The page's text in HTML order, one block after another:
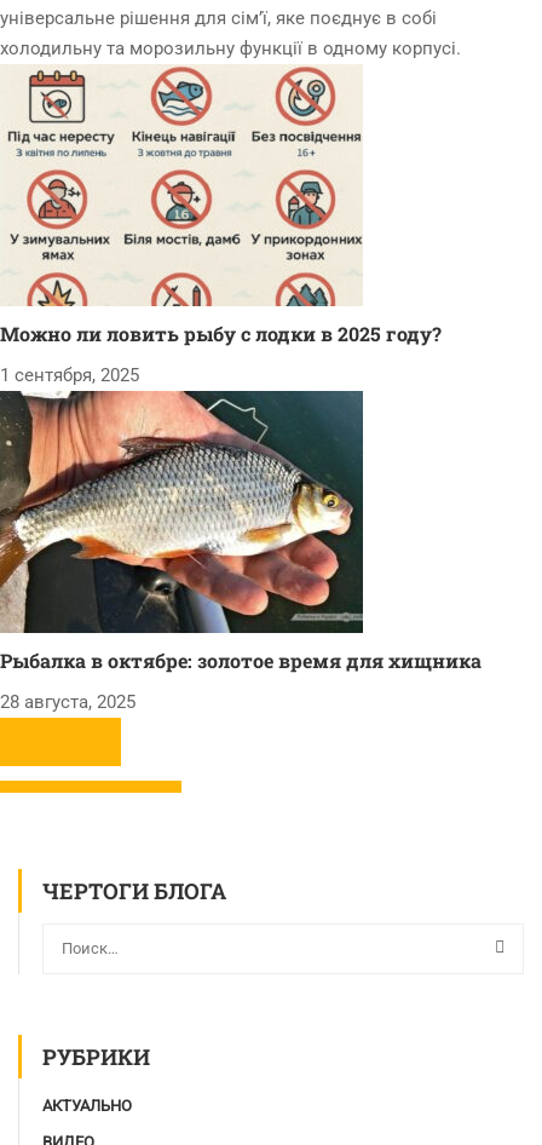
універсальне рішення для сім’ї, яке поєднує в собі
холодильну та морозильну функції в одному корпусі.
Можно ли ловить рыбу с лодки в 2025 году?
1 сентября, 2025
Рыбалка в октябре: золотое время для хищника
28 августа, 2025
ЧЕРТОГИ БЛОГА
РУБРИКИ
АКТУАЛЬНО
ВИДЕО